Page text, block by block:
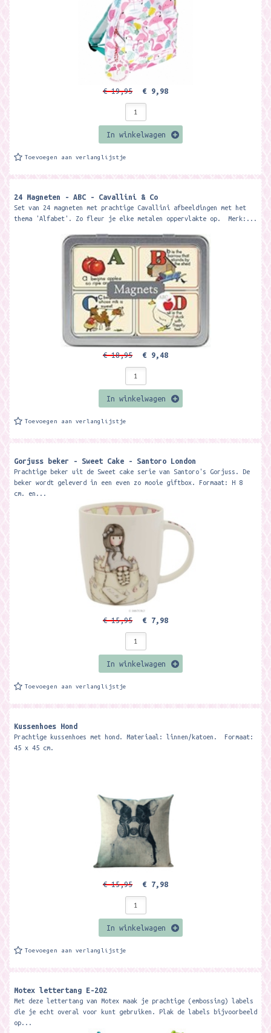
€ 19,95 € 9,98
In winkelwagen
Toevoegen aan verlanglijstje
24 Magneten - ABC - Cavallini & Co
Set van 24 magneten met prachtige Cavallini afbeeldingen met het
thema 'Alfabet'. Zo fleur je elke metalen oppervlakte op. Merk:...
€ 18,95 € 9,48
In winkelwagen
Toevoegen aan verlanglijstje
Gorjuss beker - Sweet Cake - Santoro London
Prachtige beker uit de Sweet cake serie van Santoro's Gorjuss. De
beker wordt geleverd in een even zo mooie giftbox. Formaat: H 8
cm. en...
€ 15,95 € 7,98
In winkelwagen
Toevoegen aan verlanglijstje
Kussenhoes Hond
Prachtige kussenhoes met hond. Materiaal: linnen/katoen. Formaat:
45 x 45 cm.
€ 15,95 € 7,98
In winkelwagen
Toevoegen aan verlanglijstje
Motex lettertang E-202
Met deze lettertang van Motex maak je prachtige (embossing) labels
die je echt overal voor kunt gebruiken. Plak de labels bijvoorbeeld
op...